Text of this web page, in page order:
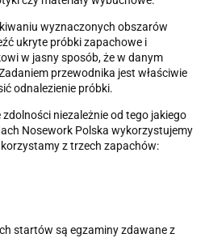
wyznaczonych obszarów
ukryte próbki zapachowe i
w jasny sposób, że w danym
przewodnika jest właściwie
odnalezienie próbki.
niezależnie od tego jakiego
Nosework Polska wykorzystujemy
z trzech zapachów:
startów są egzaminy zdawane z